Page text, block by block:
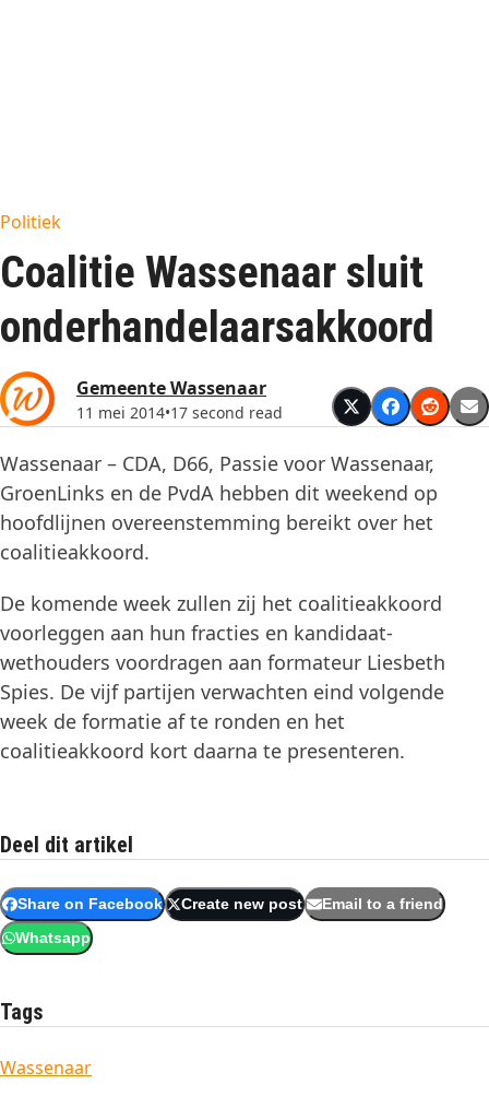
Politiek
Coalitie Wassenaar sluit
onderhandelaarsakkoord
Gemeente Wassenaar
11 mei 2014•17 second read
Wassenaar – CDA, D66, Passie voor Wassenaar,
GroenLinks en de PvdA hebben dit weekend op
hoofdlijnen overeenstemming bereikt over het
coalitieakkoord.
De komende week zullen zij het coalitieakkoord
voorleggen aan hun fracties en kandidaat-
wethouders voordragen aan formateur Liesbeth
Spies. De vijf partijen verwachten eind volgende
week de formatie af te ronden en het
coalitieakkoord kort daarna te presenteren.
Deel dit artikel
Share on Facebook Create new post Email to a friend
Whatsapp
Tags
Wassenaar